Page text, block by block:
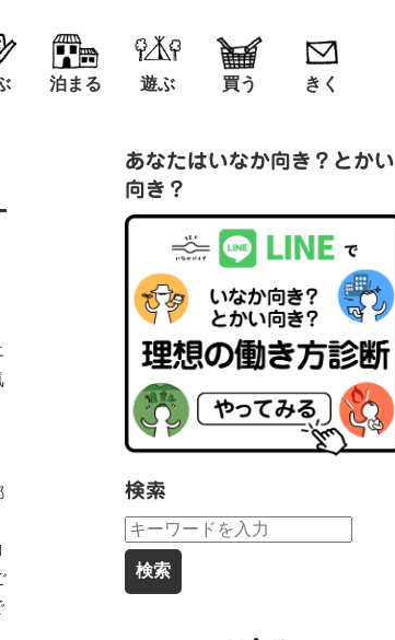
泊まる 遊ぶ 買う きく
あなたはいなか向き？とかい
向き？
検索